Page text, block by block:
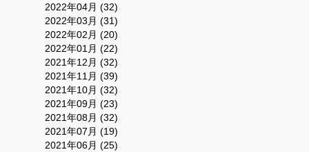
2022年04月 (32)
2022年03月 (31)
2022年02月 (20)
2022年01月 (22)
2021年12月 (32)
2021年11月 (39)
2021年10月 (32)
2021年09月 (23)
2021年08月 (32)
2021年07月 (19)
2021年06月 (25)